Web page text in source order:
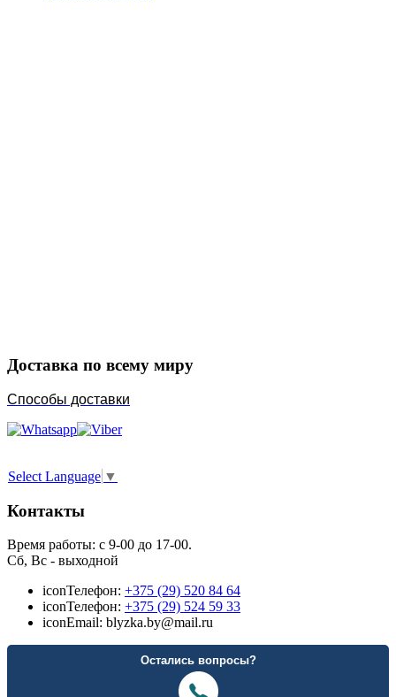
Доставка по всему миру
Способы доставки
Select Language ▼
Контакты
Время работы: с 9-00 до 17-00.
Сб, Вс - выходной
iconТелефон: +375 (29) 520 84 64
iconТелефон: +375 (29) 524 59 33
iconEmail: blyzka.by@mail.ru